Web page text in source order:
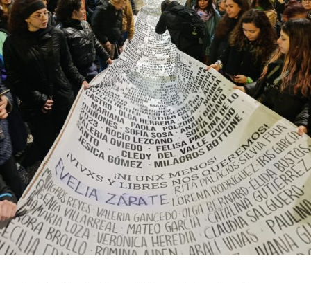
resisten otra avanzada sobre un territorio en disputa.
Por Francisco Pandolfi